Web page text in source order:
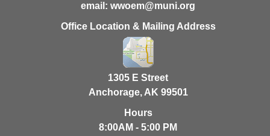
email: wwoem@muni.org
Office Location & Mailing Address
1305 E Street
Anchorage, AK 99501
Hours
8:00AM - 5:00 PM